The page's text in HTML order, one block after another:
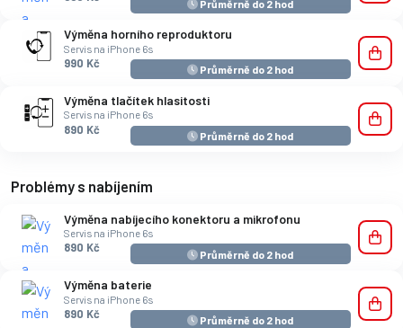
Průměrně do 2 hod
Výměna horního reproduktoru
Servis na iPhone 6s
990 Kč
Průměrně do 2 hod
Výměna tlačítek hlasitosti
Servis na iPhone 6s
890 Kč
Průměrně do 2 hod
Problémy s nabíjením
Výměna nabíjecího konektoru a mikrofonu
Servis na iPhone 6s
890 Kč
Průměrně do 2 hod
Výměna baterie
Servis na iPhone 6s
890 Kč
Průměrně do 2 hod